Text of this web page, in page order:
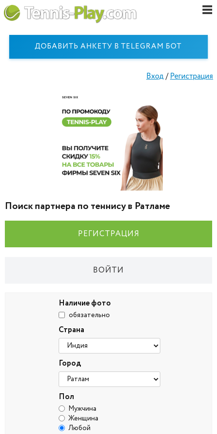
ДОБАВИТЬ АНКЕТУ В TELEGRAM БОТ
Вход/Регистрация
Поиск партнера по теннису в Ратламе
РЕГИСТРАЦИЯ
ВОЙТИ
Наличие фото
обязательно
Страна
Город
Пол
Мужчина
Женщина
Любой